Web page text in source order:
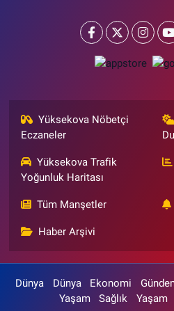
Yüksekova Nöbetçi
Eczaneler
Yüksekova Trafik
Yoğunluk Haritası
Tüm Manşetler
Haber Arşivi
Dünya Dünya Ekonomi
Yaşam
Sağlık Yaşam